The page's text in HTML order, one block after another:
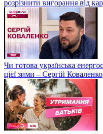
розрізнити вигорання від
Чи готова українська
цієї зими – Сергій Коваленко